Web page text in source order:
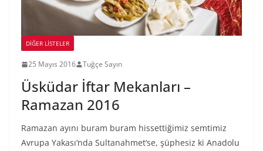
DIĞER LISTELER
25 Mayıs 2016 Tuğçe Sayın
Üsküdar İftar Mekanları –
Ramazan 2016
Ramazan ayını buram buram hissettiğimiz semtimiz
Avrupa Yakası‘nda Sultanahmet‘se, şüphesiz ki Anadolu